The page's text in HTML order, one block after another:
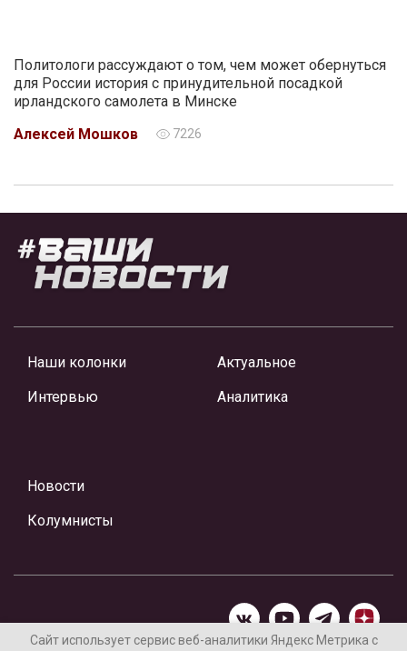
Политологи рассуждают о том, чем может обернуться
для России история с принудительной посадкой
ирландского самолета в Минске
Алексей Мошков
7226
Наши колонки
Интервью
Актуальное
Аналитика
Новости
Колумнисты
Сайт использует сервис веб-аналитики Яндекс Метрика с